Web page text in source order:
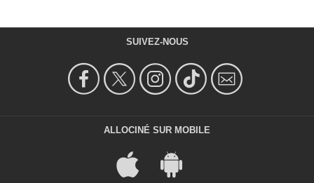
SUIVEZ-NOUS
ALLOCINÉ SUR MOBILE